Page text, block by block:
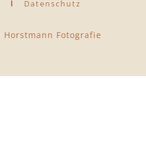
Datenschutz
Fotografie